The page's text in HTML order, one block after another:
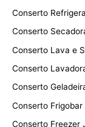
Conserto
Conserto
Conserto Lava e
Conserto
Conserto
Conserto Frigobar
Conserto Freezer